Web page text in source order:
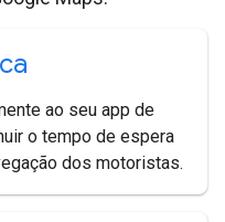
ao seu app de
o tempo de espera
dos motoristas.